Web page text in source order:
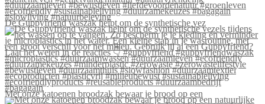
De Guppyfriend waszak helpt om de synthetische vez
Met onze katoenen broodzak bewaar je brood op een